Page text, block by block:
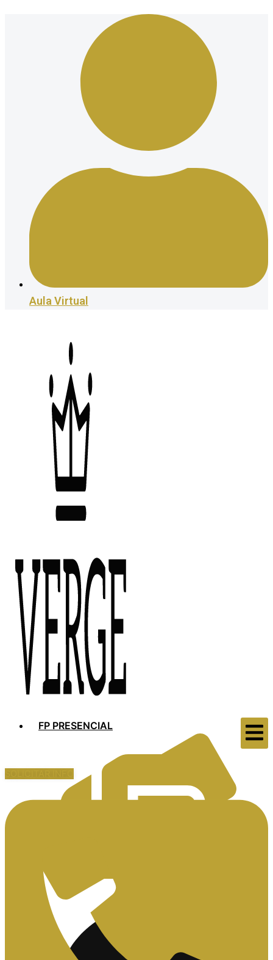
Aula Virtual
FP PRESENCIAL